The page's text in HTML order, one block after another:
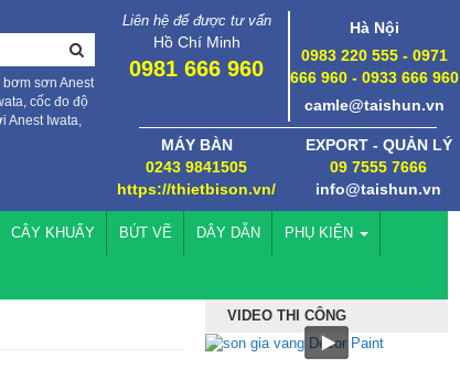
sơn Anest
cốc đo độ
Anest Iwata,
Liên hệ để được tư vấn
Hồ Chí Minh
0981 666 960
Hà Nội
0983 220 555 - 0971
666 960 - 0933 666 960
camle@taishun.vn
MÁY BÀN
0243 9841505
https://thietbison.vn/
EXPORT - QUẢN LÝ
09 7555 7666
info@taishun.vn
CÂY KHUẤY BÚT VẼ DÂY DẪN PHỤ KIỆN
VIDEO THI CÔNG